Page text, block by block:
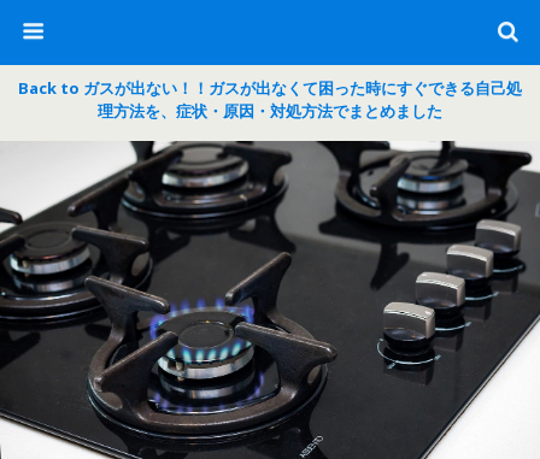
Back to ガスが出ない！！ガスが出なくて困った時にすぐできる自己処
理方法を、症状・原因・対処方法でまとめました